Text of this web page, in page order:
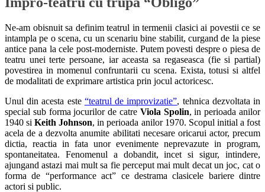
Ne-am obisnuit sa definim teatrul in termenii clasici ai povestii ce se
intampla pe o scena, cu un scenariu bine stabilit, curgand de la piese
antice pana la cele post-moderniste. Putem povesti despre o piesa de
teatru unei terte persoane, iar aceasta sa regaseasca (fie si partial)
povestirea in momenul confruntarii cu scena. Exista, totusi si altfel
de modalitati de exprimare artistica prin jocul actoricesc.
Unul din acesta este “teatrul de improvizatie”, tehnica dezvoltata in
special sub forma jocurilor de catre Viola Spolin, in perioada anilor
1940 si Keith Johnson, in perioada anilor 1970. Scopul initial a fost
acela de a dezvolta anumite abilitati necesare oricarui actor, precum
dictia, reactia in fata unor evenimente neprevazute in program,
spontaneitatea. Fenomenul a dobandit, incet si sigur, intindere,
ajungand astazi mai mult sa fie perceput mai mult decat un joc, cat o
forma de “performance act” ce destrama clasicele bariere dintre
actori si public.